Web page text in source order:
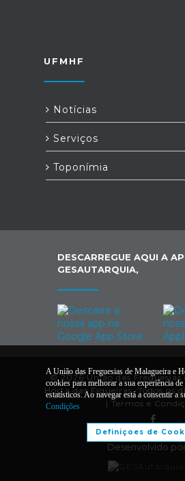
UFMHF
Notícias
Serviços
Toponímia
DESCARREGUE AQUI A
GESAUTARQUIA,
© 2026 União das Freguesias
Horta das Figueiras. Todos os
| Termos e
Desenvolvido
A União das Freguesias de Malagueira e
cookies para melhorar a sua experiência
estatísticos. Ao navegar está a consentir a
Condições
Definiçoes de